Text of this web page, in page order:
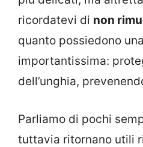
ricordatevi di non
quanto possiedono
importantissima:
dell’unghia,
Parliamo di pochi
tuttavia ritornano utili